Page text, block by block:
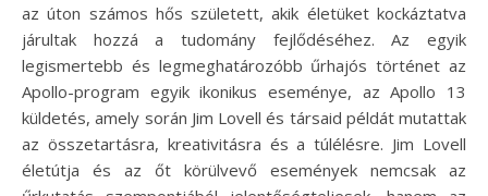
az úton számos hős született, akik életüket kockáztatva
járultak hozzá a tudomány fejlődéséhez. Az egyik
legismertebb és legmeghatározóbb űrhajós történet az
Apollo-program egyik ikonikus eseménye, az Apollo 13
küldetés, amely során Jim Lovell és társaid példát mutattak
az összetartásra, kreativitásra és a túlélésre. Jim Lovell
életútja és az őt körülvevő események nemcsak az